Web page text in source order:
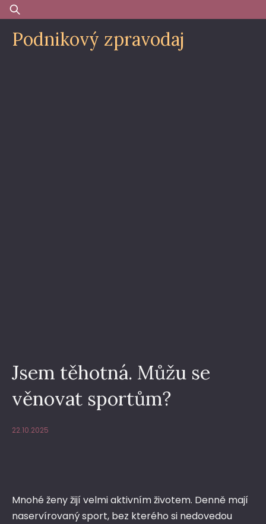
Skip
to
content
Vyhledávání
Podnikový zpravodaj
Jsem těhotná. Můžu se
věnovat sportům?
22.10.2025
Mnohé ženy žijí velmi aktivním životem. Denně mají
naservírovaný sport, bez kterého si nedovedou